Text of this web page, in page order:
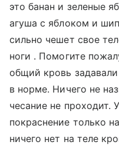
это банан и зеленые
агуша с яблоком и
сильно чешет свое
ноги . Помогите
общий кровь
в норме. Ничего не
чесание не проходит.
покраснение только
ничего нет на теле